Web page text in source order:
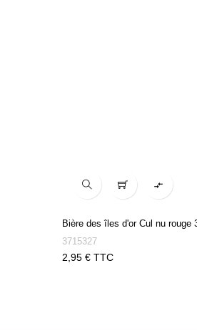

Bière des îles d'or Cul nu rouge
3715327
Prix
2,95 € TTC